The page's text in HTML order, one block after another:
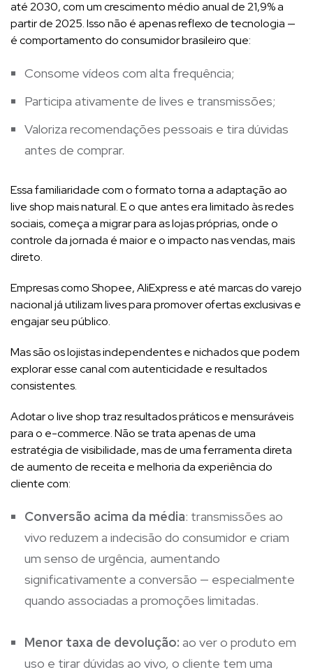
até 2030, com um crescimento médio anual de 21,9% a
partir de 2025. Isso não é apenas reflexo de tecnologia —
é comportamento do consumidor brasileiro que:
Consome vídeos com alta frequência;
Participa ativamente de lives e transmissões;
Valoriza recomendações pessoais e tira dúvidas
antes de comprar.
Essa familiaridade com o formato torna a adaptação ao
live shop mais natural. E o que antes era limitado às redes
sociais, começa a migrar para as lojas próprias, onde o
controle da jornada é maior e o impacto nas vendas, mais
direto.
Empresas como Shopee, AliExpress e até marcas do varejo
nacional já utilizam lives para promover ofertas exclusivas e
engajar seu público.
Mas são os lojistas independentes e nichados que podem
explorar esse canal com autenticidade e resultados
consistentes.
Adotar o live shop traz resultados práticos e mensuráveis
para o e-commerce. Não se trata apenas de uma
estratégia de visibilidade, mas de uma ferramenta direta
de aumento de receita e melhoria da experiência do
cliente com:
Conversão acima da média: transmissões ao
vivo reduzem a indecisão do consumidor e criam
um senso de urgência, aumentando
significativamente a conversão — especialmente
quando associadas a promoções limitadas.
Menor taxa de devolução: ao ver o produto em
uso e tirar dúvidas ao vivo, o cliente tem uma